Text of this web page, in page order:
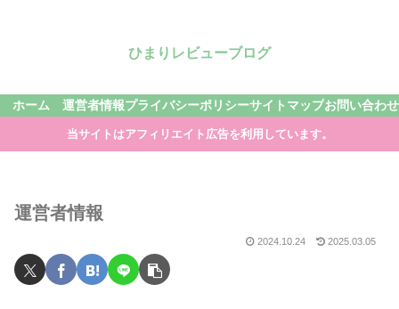
ひまりレビューブログ
ホーム 運営者情報プライバシーポリシーサイトマップお問い合わせ
当サイトはアフィリエイト広告を利用しています。
運営者情報
2024.10.24 2025.03.05